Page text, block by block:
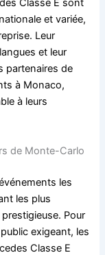
Classe E sont
et variée,
Leur
et leur
partenaires de
à Monaco,
à leurs
de Monte-Carlo
les
les plus
Pour
exigeant, les
Classe E